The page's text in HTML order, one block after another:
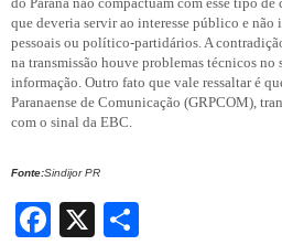
que deveria servir ao interesse público e
pessoais ou político-partidários. A
na transmissão houve problemas técnicos no
informação. Outro fato que vale ressaltar é
Paranaense de Comunicação (GRPCOM),
com o sinal da EBC.
Fonte:Sindijor PR
Facebook
X